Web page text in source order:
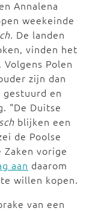
Annalena
weekeinde
. De landen
vinden het
Polen
zijn dan
en
"De Duitse
blijken een
de Poolse
vorige
aan daarom
willen kopen.
van een